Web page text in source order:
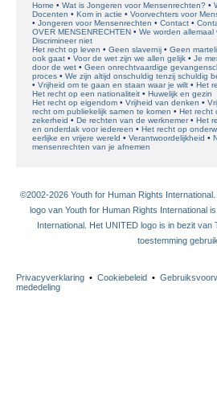
Home Wat is Jongeren voor Mensenrechten?
Docenten
Kom in actie Voorvechters voor
Jongeren voor Mensenrechten
Contact
OVER MENSENRECHTEN
We worden allemaal
Discrimineer niet
Het recht op leven
Geen slavernij Geen
ook gaat
Voor de wet zijn we allen gelijk
Je
door de wet
Geen onrechtvaardige
proces
We zijn altijd onschuldig tenzij schuldig
Vrijheid om te gaan en staan waar je wilt
Het
Het recht op een nationaliteit
Huwelijk en gezin
Het recht op eigendom
Vrijheid van denken
recht om publiekelijk samen te komen
Het recht
zekerheid
De rechten van de werknemer Het
en onderdak voor iedereen
Het recht op
eerlijke en vrijere wereld
Verantwoordelijkheid
mensenrechten van je afnemen
©2002-2026 Youth for Human Rights
logo van Youth for Human Rights International
International. Het UNITED logo is in bezit van
toestemming
Privacyverklaring • Cookiebeleid •
mededeling